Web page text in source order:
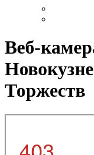
Веб-
Торжеств